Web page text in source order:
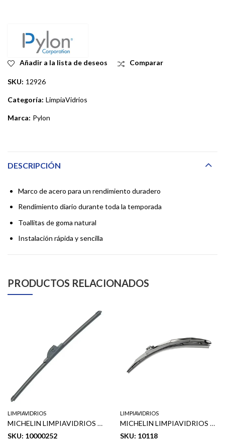
Añadir a la lista de deseos Comparar
SKU: 12926
Categoría: LimpiaVidrios
Marca: Pylon
DESCRIPCIÓN
Marco de acero para un rendimiento duradero
Rendimiento diario durante toda la temporada
Toallitas de goma natural
Instalación rápida y sencilla
PRODUCTOS RELACIONADOS
LIMPIAVIDRIOS
MICHELIN LIMPIAVIDRIOS HIBRIDO GUARDIAN 19″
SKU: 10000252
LIMPIAVIDRIOS
MICHELIN LIMPIAVIDRIOS HIBRIDO STEALTH 18″
SKU: 10118